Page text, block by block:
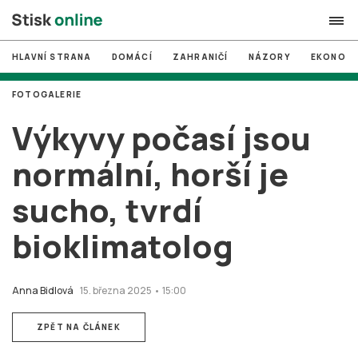
search
# MUNI
# Brno
# volby
login PŘIHLÁSIT SE
Zapomněli jste heslo?
HLAVNÍ STRANA DOMÁCÍ ZAHRANIČÍ NÁZORY
Výkyvy počasí jsou
normální, horší je
sucho, tvrdí
bioklimatolog
Anna Bidlová 15. března 2025 • 15:00
FOTOGALERIE
ZPĚT NA ČLÁNEK